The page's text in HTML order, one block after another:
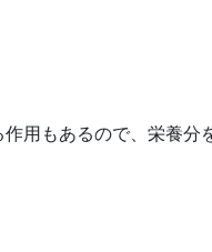
用もあるので、栄養分